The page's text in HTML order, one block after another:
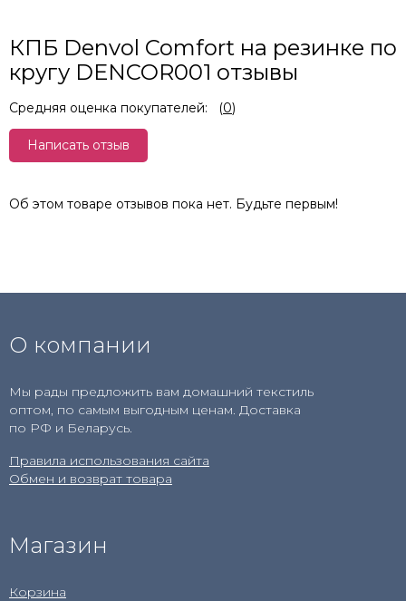
КПБ Denvol Comfort на резинке по
кругу DENCOR001 отзывы
Средняя оценка покупателей: (0)
Написать отзыв
Об этом товаре отзывов пока нет. Будьте первым!
О компании
Мы рады предложить вам домашний текстиль
оптом, по самым выгодным ценам. Доставка
по РФ и Беларусь.
Правила использования сайта
Обмен и возврат товара
Магазин
Корзина